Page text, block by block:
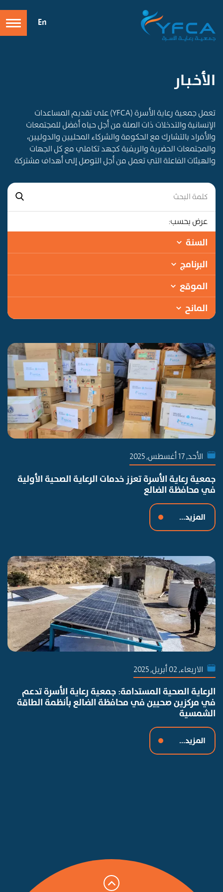
En
الأخـبـار
تعمل جمعية رعاية الأسرة (YFCA) على تقديم المساعدات
الإنسانية والتدخلات ذات الصلة من أجل حياه أفضل للمجتمعات
والأفراد بالتشارك مع الحكومة والشركاء المحليين والدوليين،
والمجتمعات الحضرية والريفية كجهد تكاملي مع كل الجهات
والهيئات الفاعلة التي تعمل من أجل التوصل إلى أهداف مشتركة
عرض بحسب:
السنة
البرنامج
الموقع
المانح
الأحد, 17 أغسطس, 2025
جمعية رعاية الأسرة تعزز خدمات الرعاية الصحية الأولية
في محافظة الضالع
المزيد...
الاربعاء, 02 أبريل, 2025
الرعاية الصحية المستدامة: جمعية رعاية الأسرة تدعم
في مركزين صحيين في محافظة الضالع بأنظمة الطاقة
الشمسية
المزيد...